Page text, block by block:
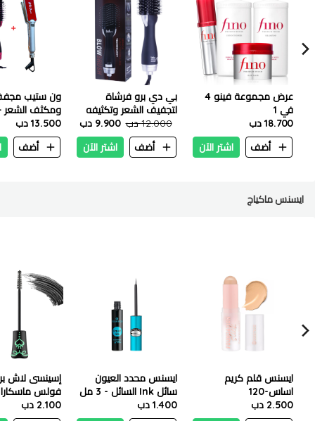
عرض مجموعة فينو 4
في 1
18.700 دب
أضف
اشتر الآن
بي دي برو فرشاة
لتجفيف الشعر وتكثيفه
1200 واط
12.000 دب
9.900 دب
أضف
اشتر الآن
ون ستيب
ومكثف
برو استريتر
750 درجة
13.500 دب
أضف
ايسنس ماكياج
ايسنس قلم كريم
اساس-120
2.500 دب
ايسنس محدد العيون
سائل Ink السائل - 3 مل
1.400 دب
إسينسى لاش
فولس ماسكارا
12 مل
2.100 دب